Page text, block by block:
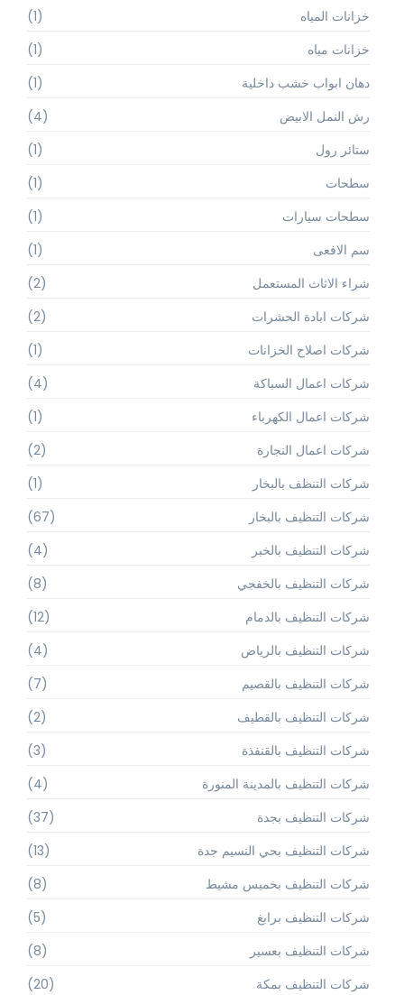
خزانات المياه
(1)
خزانات مياه
(1)
دهان ابواب خشب داخلية
(1)
رش النمل الابيض
(4)
ستائر رول
(1)
سطحات
(1)
سطحات سيارات
(1)
سم الافعى
(1)
شراء الاثاث المستعمل
(2)
شركات ابادة الحشرات
(2)
شركات اصلاح الخزانات
(1)
شركات اعمال السباكة
(4)
شركات اعمال الكهرباء
(1)
شركات اعمال النجارة
(2)
شركات التنظف بالبخار
(1)
شركات التنظيف بالبخار
(67)
شركات التنظيف بالخبر
(4)
شركات التنظيف بالخفجي
(8)
شركات التنظيف بالدمام
(12)
شركات التنظيف بالرياض
(4)
شركات التنظيف بالقصيم
(7)
شركات التنظيف بالقطيف
(2)
شركات التنظيف بالقنفذة
(3)
شركات التنظيف بالمدينة المنورة
(4)
شركات التنظيف بجدة
(37)
شركات التنظيف بحي النسيم جدة
(13)
شركات التنظيف بخميس مشيط
(8)
شركات التنظيف برابغ
(5)
شركات التنظيف بعسير
(8)
شركات التنظيف بمكة
(20)